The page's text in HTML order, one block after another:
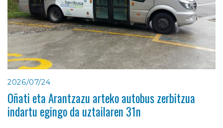
2026/07/24
Oñati eta Arantzazu arteko autobus zerbitzua
indartu egingo da uztailaren 31n